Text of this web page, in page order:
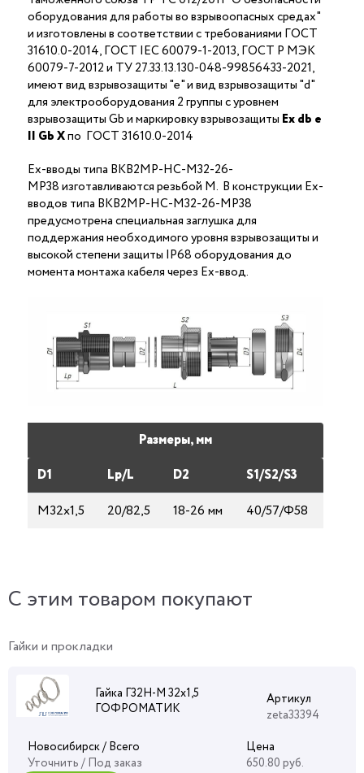
оборудования для работы во взрывоопасных средах"
и изготовлены в соответствии с требованиями ГОСТ
31610.0-2014, ГОСТ IEC 60079-1-2013, ГОСТ Р МЭК
60079-7-2012 и ТУ 27.33.13.130-048-99856433-2021,
имеют вид взрывозащиты "е" и вид взрывозащиты "d"
для электрооборудования 2 группы с уровнем
взрывозащиты Gb и маркировку взрывозащиты Ехdb е
II Gb Xпо ГОСТ 31610.0-2014
Ex-вводы типа ВКВ2МР-НС-М32-26-
МР38 изготавливаются резьбой M. В конструкции Ex-
вводов типа ВКВ2МР-НС-М32-26-МР38
предусмотрена специальная заглушка для
поддержания необходимого уровня взрывозащиты и
высокой степени защиты IP68 оборудования до
момента монтажа кабеля через Ex-ввод.
Размеры, мм
D1
Lp/L D2
S1/S2/S3
М32х1,5
20/82,5 18-26 мм 40/57/Ф58
C этим товаром покупают
Гайки и прокладки
Гайка Г32Н-М 32х1,5
ГОФРОМАТИК
Артикул
zeta33394
Новосибирск / Всего
Уточнить / Под заказ
Цена
650.80 руб.